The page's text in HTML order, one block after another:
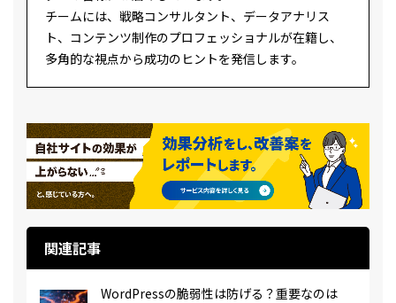
チームには、戦略コンサルタント、データアナリス
ト、コンテンツ制作のプロフェッショナルが在籍し、
多角的な視点から成功のヒントを発信します。
関連記事
WordPressの脆弱性は防げる？重要なのは